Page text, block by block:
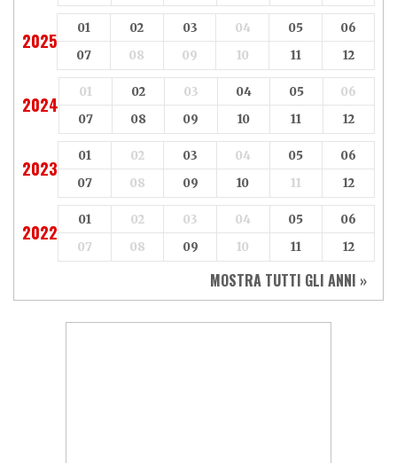
2025
01 02 03 04 05
06
07
08 09 10 11 12
2024
01 02 03 04 05
06
07
08 09 10 11 12
2023
01 02 03 04 05
06
07
08 09 10 11 12
2022
01 02 03 04 05
06
07
08 09 10 11 12
MOSTRA TUTTI GLI ANNI »